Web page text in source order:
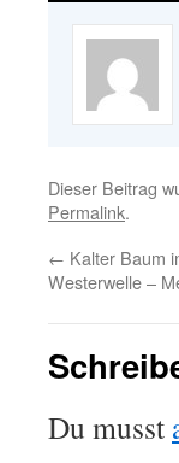
Dieser Beitrag
Permalink.
← Kalter Baum
Westerwelle –
Du musst